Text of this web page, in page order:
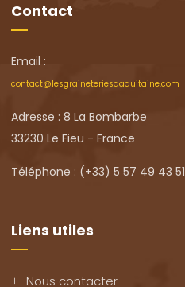
Contact
Email :
contact@lesgraineteriesdaquitaine.com
Adresse : 8 La Bombarbe
33230 Le Fieu - France
Téléphone : (+33) 5 57 49 43 51
Liens utiles
Nous contacter